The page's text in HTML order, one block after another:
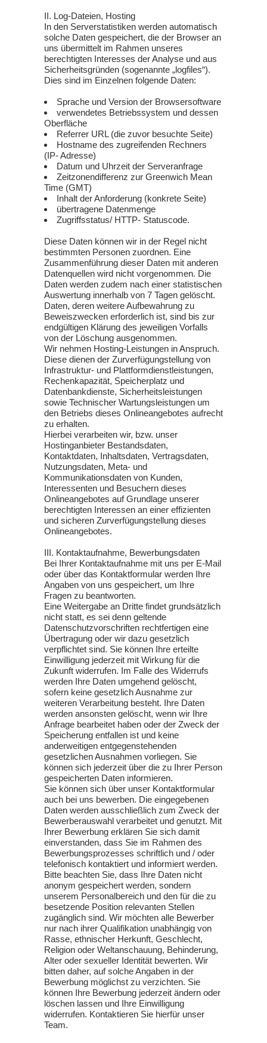
II. Log-Dateien, Hosting
In den Serverstatistiken werden automatisch
solche Daten gespeichert, die der Browser an
uns übermittelt im Rahmen unseres
berechtigten Interesses der Analyse und aus
Sicherheitsgründen (sogenannte „logfiles“).
Dies sind im Einzelnen folgende Daten:
Sprache und Version der Browsersoftware
verwendetes Betriebssystem und dessen
Oberfläche
Referrer URL (die zuvor besuchte Seite)
Hostname des zugreifenden Rechners
(IP- Adresse)
Datum und Uhrzeit der Serveranfrage
Zeitzonendifferenz zur Greenwich Mean
Time (GMT)
Inhalt der Anforderung (konkrete Seite)
übertragene Datenmenge
Zugriffsstatus/ HTTP- Statuscode.
Diese Daten können wir in der Regel nicht
bestimmten Personen zuordnen. Eine
Zusammenführung dieser Daten mit anderen
Datenquellen wird nicht vorgenommen. Die
Daten werden zudem nach einer statistischen
Auswertung innerhalb von 7 Tagen gelöscht.
Daten, deren weitere Aufbewahrung zu
Beweiszwecken erforderlich ist, sind bis zur
endgültigen Klärung des jeweiligen Vorfalls
von der Löschung ausgenommen.
Wir nehmen Hosting-Leistungen in Anspruch.
Diese dienen der Zurverfügungstellung von
Infrastruktur- und Plattformdienstleistungen,
Rechenkapazität, Speicherplatz und
Datenbankdienste, Sicherheitsleistungen
sowie Technischer Wartungsleistungen um
den Betriebs dieses Onlineangebotes aufrecht
zu erhalten.
Hierbei verarbeiten wir, bzw. unser
Hostinganbieter Bestandsdaten,
Kontaktdaten, Inhaltsdaten, Vertragsdaten,
Nutzungsdaten, Meta- und
Kommunikationsdaten von Kunden,
Interessenten und Besuchern dieses
Onlineangebotes auf Grundlage unserer
berechtigten Interessen an einer effizienten
und sicheren Zurverfügungstellung dieses
Onlineangebotes.
III. Kontaktaufnahme, Bewerbungsdaten
Bei Ihrer Kontaktaufnahme mit uns per E-Mail
oder über das Kontaktformular werden Ihre
Angaben von uns gespeichert, um Ihre
Fragen zu beantworten.
Eine Weitergabe an Dritte findet grundsätzlich
nicht statt, es sei denn geltende
Datenschutzvorschriften rechtfertigen eine
Übertragung oder wir dazu gesetzlich
verpflichtet sind. Sie können Ihre erteilte
Einwilligung jederzeit mit Wirkung für die
Zukunft widerrufen. Im Falle des Widerrufs
werden Ihre Daten umgehend gelöscht,
sofern keine gesetzlich Ausnahme zur
weiteren Verarbeitung besteht. Ihre Daten
werden ansonsten gelöscht, wenn wir Ihre
Anfrage bearbeitet haben oder der Zweck der
Speicherung entfallen ist und keine
anderweitigen entgegenstehenden
gesetzlichen Ausnahmen vorliegen. Sie
können sich jederzeit über die zu Ihrer Person
gespeicherten Daten informieren.
Sie können sich über unser Kontaktformular
auch bei uns bewerben. Die eingegebenen
Daten werden ausschließlich zum Zweck der
Bewerberauswahl verarbeitet und genutzt. Mit
Ihrer Bewerbung erklären Sie sich damit
einverstanden, dass Sie im Rahmen des
Bewerbungsprozesses schriftlich und / oder
telefonisch kontaktiert und informiert werden.
Bitte beachten Sie, dass Ihre Daten nicht
anonym gespeichert werden, sondern
unserem Personalbereich und den für die zu
besetzende Position relevanten Stellen
zugänglich sind. Wir möchten alle Bewerber
nur nach ihrer Qualifikation unabhängig von
Rasse, ethnischer Herkunft, Geschlecht,
Religion oder Weltanschauung, Behinderung,
Alter oder sexueller Identität bewerten. Wir
bitten daher, auf solche Angaben in der
Bewerbung möglichst zu verzichten. Sie
können Ihre Bewerbung jederzeit ändern oder
löschen lassen und Ihre Einwilligung
widerrufen. Kontaktieren Sie hierfür unser
Team.